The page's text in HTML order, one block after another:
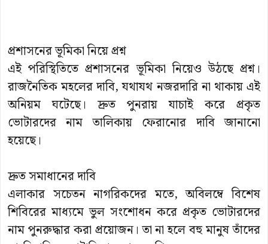
প্রশাসনের ভূমিকা নিয়ে প্রশ্ন
এই পরিস্থিতিতে প্রশাসনের ভূমিকা নিয়েও উঠছে প্রশ্ন।
রাজনৈতিক মহলের দাবি, যথাযথ নজরদারি না থাকায় এই
অনিয়ম ঘটেছে। দ্রুত পুনরায় যাচাই করে প্রকৃত
ভোটারদের নাম তালিকায় ফেরানোর দাবি জানানো
হয়েছে।
দ্রুত সমাধানের দাবি
এলাকার সচেতন নাগরিকদের মতে, অবিলম্বে বিশেষ
শিবিরের মাধ্যমে ভুল সংশোধন করে প্রকৃত ভোটারদের
নাম পুনরুদ্ধার করা প্রয়োজন। তা না হলে বহু মানুষ তাঁদের